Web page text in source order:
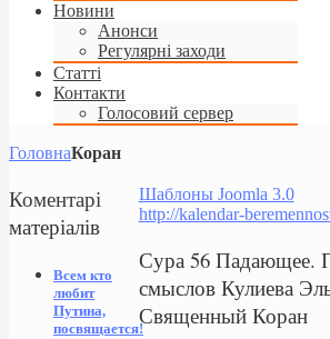
Новини
Анонси
Регулярні заходи
Статті
Контакти
Голосовий сервер
ГоловнаКоран
Шаблоны Joomla 3.0
http://kalendar-
Сура 56 Падающее.
смыслов Кулиева
Священный Коран
Коментарі
матеріалів
Всем кто
любит
Путина,
посвящается!